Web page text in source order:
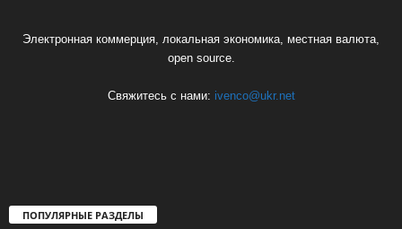
Электронная коммерция, локальная экономика, местная валюта,
open source.
Свяжитесь с нами: ivenco@ukr.net
ПОПУЛЯРНЫЕ РАЗДЕЛЫ